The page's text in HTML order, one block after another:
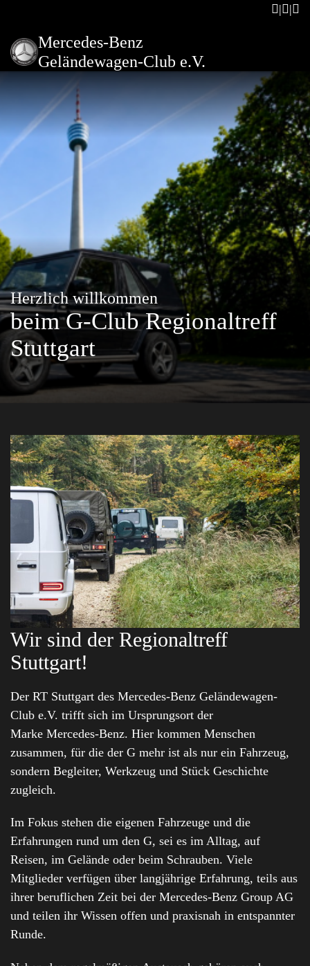
Mercedes-Benz
Geländewagen-Club e.V.
Herzlich willkommen
beim G-Club Regionaltreff
Stuttgart
Wir sind der Regionaltreff
Stuttgart!
Der RT Stuttgart des Mercedes-Benz Geländewagen-
Club e.V. trifft sich im Ursprungsort der
Marke Mercedes-Benz. Hier kommen Menschen
zusammen, für die der G mehr ist als nur ein Fahrzeug,
sondern Begleiter, Werkzeug und Stück Geschichte
zugleich.
Im Fokus stehen die eigenen Fahrzeuge und die
Erfahrungen rund um den G, sei es im Alltag, auf
Reisen, im Gelände oder beim Schrauben. Viele
Mitglieder verfügen über langjährige Erfahrung, teils aus
ihrer beruflichen Zeit bei der Mercedes-Benz Group AG
und teilen ihr Wissen offen und praxisnah in entspannter
Runde.